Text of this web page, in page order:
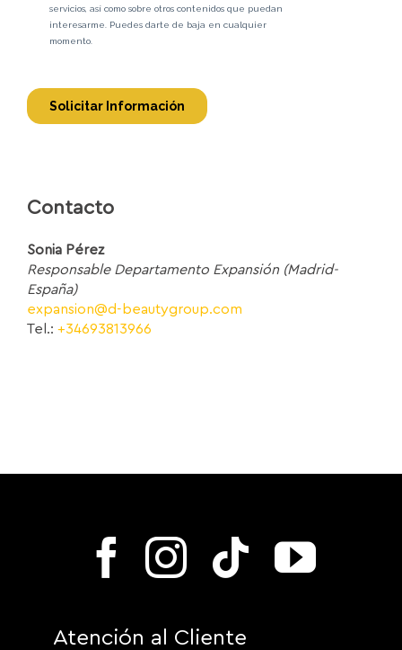
Contacto
Sonia Pérez
Responsable Departamento Expansión (Madrid-
España)
expansion@d-beautygroup.com
Tel.: +34693813966
Atención al Cliente